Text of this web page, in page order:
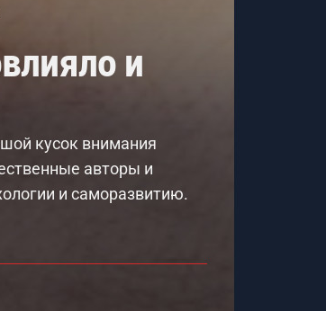
и
кусок внимания
авторы и
и саморазвитию.